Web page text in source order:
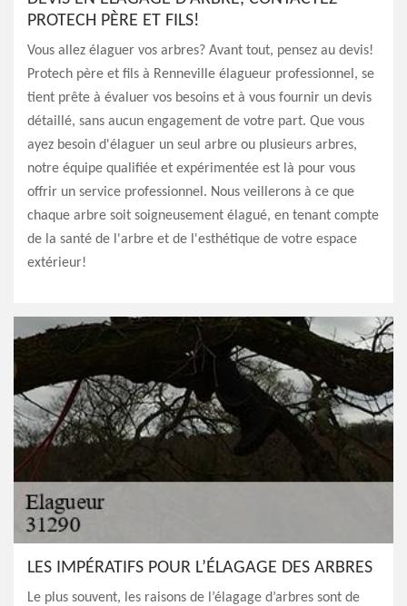
PROTECH PÈRE ET FILS!
Vous allez élaguer vos arbres? Avant tout, pensez au devis!
Protech père et fils à Renneville élagueur professionnel, se
tient prête à évaluer vos besoins et à vous fournir un devis
détaillé, sans aucun engagement de votre part. Que vous
ayez besoin d'élaguer un seul arbre ou plusieurs arbres,
notre équipe qualifiée et expérimentée est là pour vous
offrir un service professionnel. Nous veillerons à ce que
chaque arbre soit soigneusement élagué, en tenant compte
de la santé de l'arbre et de l'esthétique de votre espace
extérieur!
LES IMPÉRATIFS POUR L’ÉLAGAGE DES ARBRES
Le plus souvent, les raisons de l’élagage d’arbres sont de